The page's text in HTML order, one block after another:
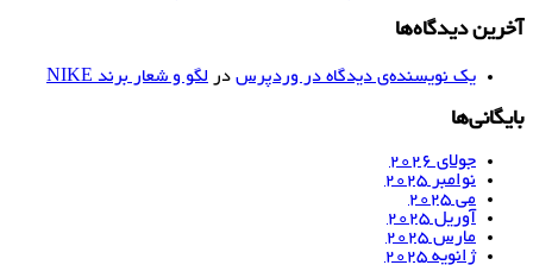
آخرین دیدگاه‌ها
یک نویسنده‌ی دیدگاه در وردپرس در لگو و شعار برند NIKE
بایگانی‌ها
جولای 2026
نوامبر 2025
می 2025
آوریل 2025
مارس 2025
ژانویه 2025